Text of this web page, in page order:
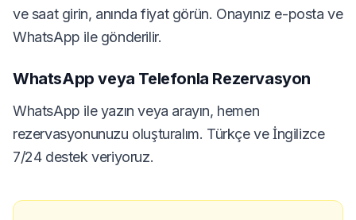
ve saat girin, anında fiyat görün. Onayınız e-posta ve
WhatsApp ile gönderilir.
WhatsApp veya Telefonla Rezervasyon
WhatsApp ile yazın veya arayın, hemen
rezervasyonunuzu oluşturalım. Türkçe ve İngilizce
7/24 destek veriyoruz.